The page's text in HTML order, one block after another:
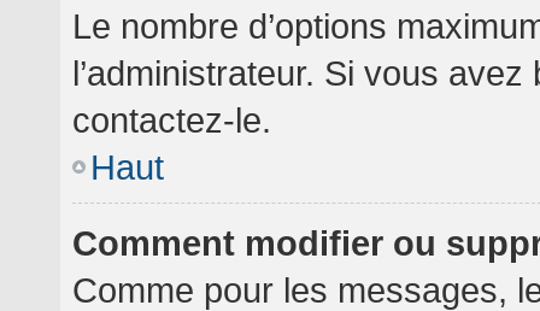
Le nombre d’options
l’administrateur. Si vous
contactez-le.
Haut
Comment modifier ou
Comme pour les messages,